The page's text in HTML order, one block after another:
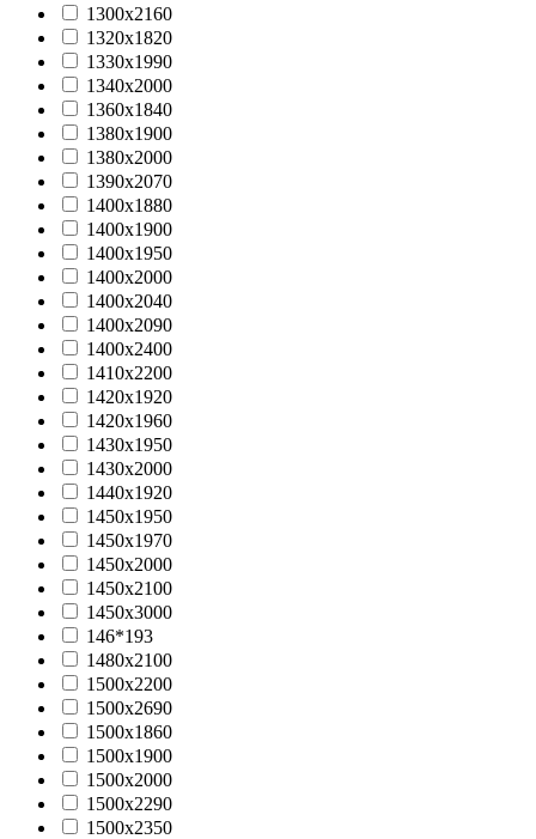
1300х2160
1320х1820
1330х1990
1340х2000
1360х1840
1380х1900
1380х2000
1390х2070
1400х1880
1400х1900
1400х1950
1400х2000
1400х2040
1400х2090
1400х2400
1410х2200
1420х1920
1420х1960
1430х1950
1430х2000
1440x1920
1450х1950
1450х1970
1450х2000
1450х2100
1450х3000
146*193
1480x2100
1500x2200
1500x2690
1500х1860
1500х1900
1500х2000
1500х2290
1500х2350